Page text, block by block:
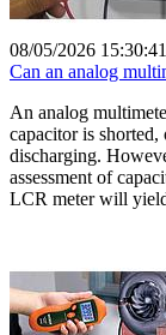
08/05/2026 15:30:41
Can an analog
An analog
capacitor is
discharging.
assessment of
LCR meter will